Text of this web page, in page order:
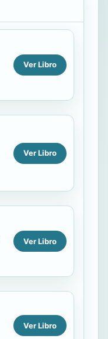
Ver Libro
Ver Libro
Ver Libro
Ver Libro